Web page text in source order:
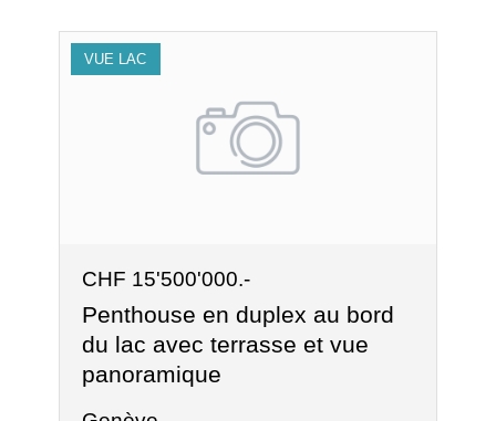
VUE LAC
CHF 15'500'000.-
Penthouse en duplex au bord
du lac avec terrasse et vue
panoramique